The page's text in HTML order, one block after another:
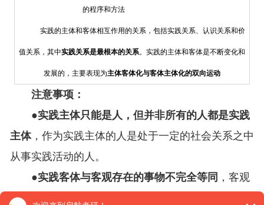
的程序和方法
实践的主体和客体相互作用的关系，包括实践关系、认识关系和价
值关系，其中实践关系是最根本的关系。实践的主体和客体是不断变化和
发展的，主要表现为主体客体化与客体主体化的双向运动
注意事项：
●实践主体只能是人，但并非所有的人都是实践
主体，作为实践主体的人是处于一定的社会关系之中
从事实践活动的人。
●实践客体与客观存在的事物不完全等同 ，客观
事物只有在被纳入主体实践活动的范围之内，为主体